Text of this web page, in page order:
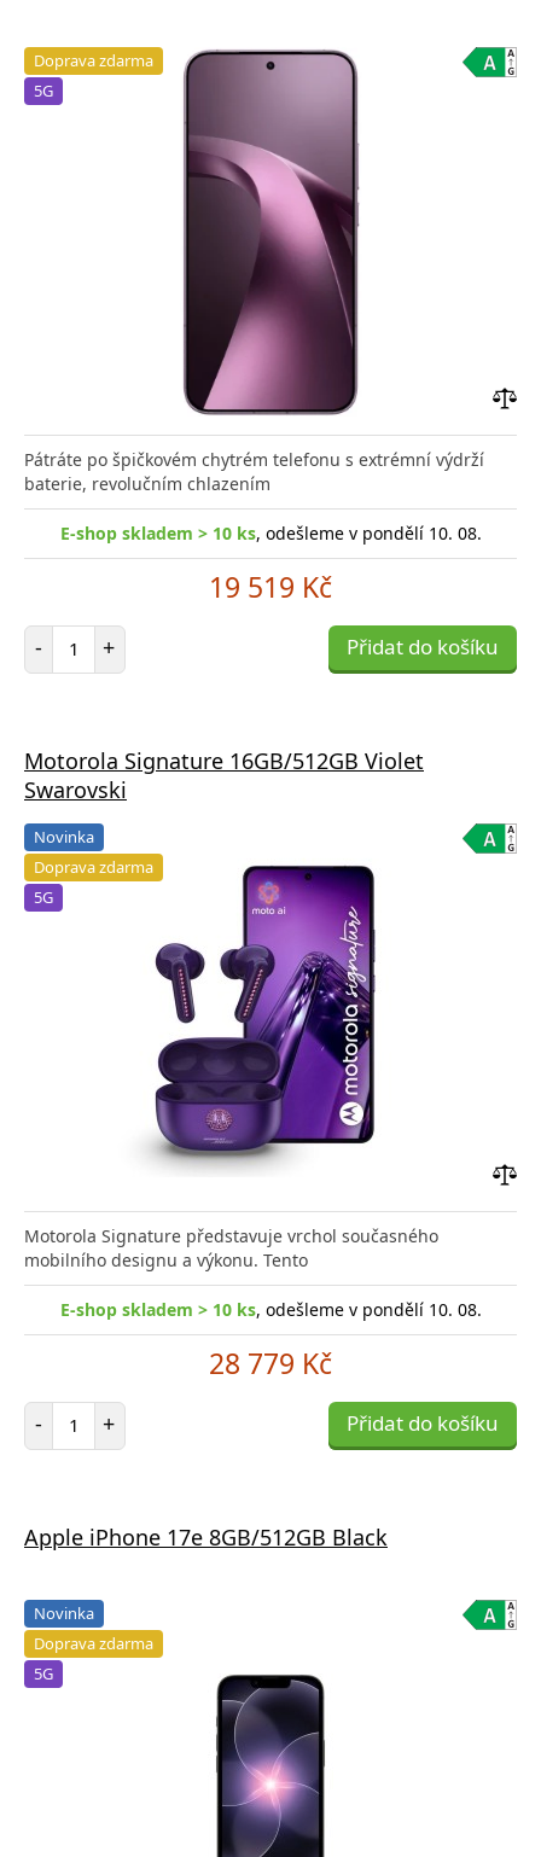
Doprava zdarma
5G
Pátráte po špičkovém chytrém telefonu s extrémní výdrží
baterie, revolučním chlazením
E-shop skladem > 10 ks, odešleme v pondělí 10. 08.
19 519 Kč
- Počet položek
+ Přidat do košíku
Motorola Signature 16GB/512GB Violet
Swarovski
Novinka
Doprava zdarma
5G
Motorola Signature představuje vrchol současného
mobilního designu a výkonu. Tento
E-shop skladem > 10 ks, odešleme v pondělí 10. 08.
28 779 Kč
- Počet položek
+ Přidat do košíku
Apple iPhone 17e 8GB/512GB Black
Novinka
Doprava zdarma
5G